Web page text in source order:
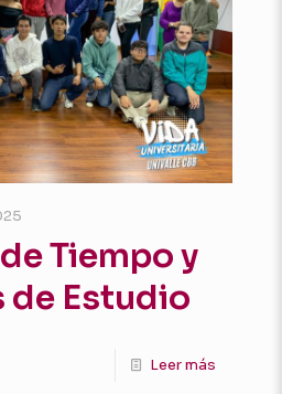
Tiempo y
de Estudio
Leer más